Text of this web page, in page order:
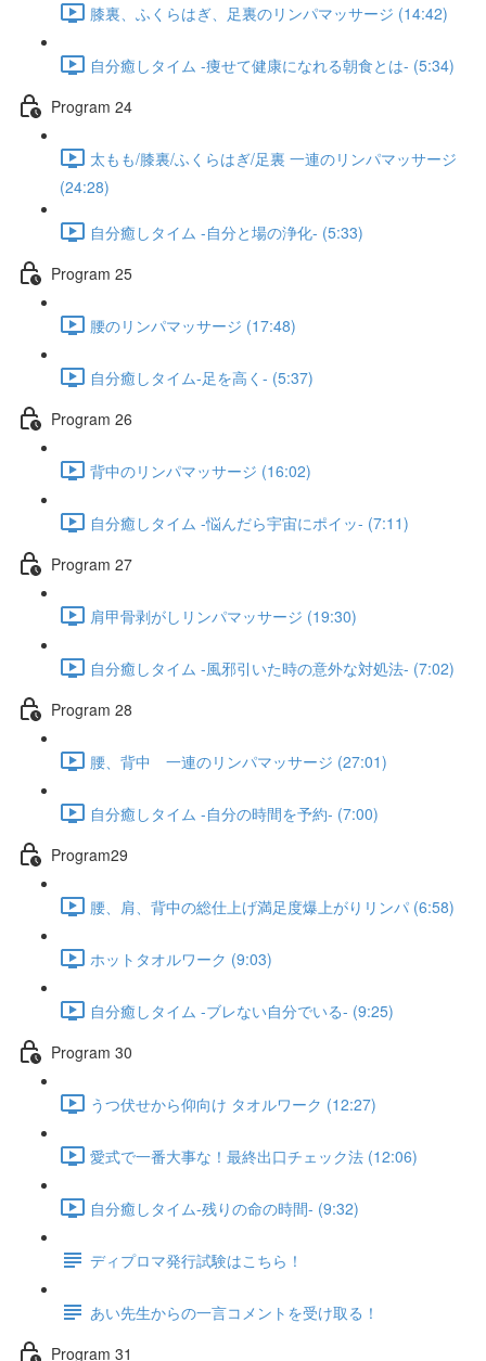
膝裏、ふくらはぎ、足裏のリンパマッサージ (14:42)
自分癒しタイム -痩せて健康になれる朝食とは- (5:34)
Program 24​
太もも/膝裏/ふくらはぎ/足裏 一連のリンパマッサージ
(24:28)
自分癒しタイム -自分と場の浄化- (5:33)
Program 25
腰のリンパマッサージ (17:48)
自分癒しタイム-足を高く- (5:37)
Program 26
背中のリンパマッサージ (16:02)
自分癒しタイム -悩んだら宇宙にポイッ- (7:11)
Program 27
肩甲骨剥がしリンパマッサージ (19:30)
自分癒しタイム -風邪引いた時の意外な対処法- (7:02)
Program 28
腰、背中 一連のリンパマッサージ (27:01)
自分癒しタイム -自分の時間を予約- (7:00)
Program29
腰、肩、背中の総仕上げ満足度爆上がりリンパ (6:58)
ホットタオルワーク (9:03)
自分癒しタイム -ブレない自分でいる- (9:25)
Program 30
うつ伏せから仰向け タオルワーク (12:27)
愛式で一番大事な！最終出口チェック法 (12:06)
自分癒しタイム-残りの命の時間- (9:32)
ディプロマ発行試験はこちら！
あい先生からの一言コメントを受け取る！
Program 31